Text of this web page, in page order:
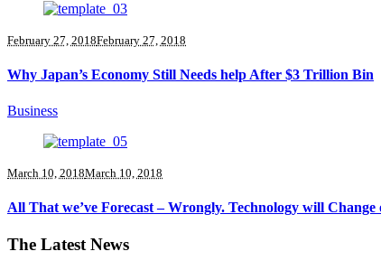
February 27, 2018February 27, 2018
Why Japan’s Economy Still Needs help After $3 Trillion Bin
Business
March 10, 2018March 10, 2018
All That we’ve Forecast – Wrongly. Technology will Change
The Latest News